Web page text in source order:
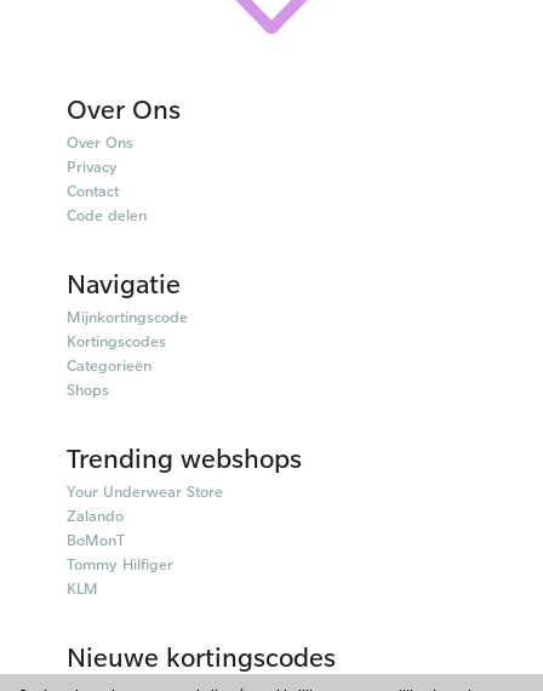
Over Ons
Over Ons
Privacy
Contact
Code delen
Navigatie
Mijnkortingscode
Kortingscodes
Categorieën
Shops
Trending webshops
Your Underwear Store
Zalando
BoMonT
Tommy Hilfiger
KLM
Nieuwe kortingscodes